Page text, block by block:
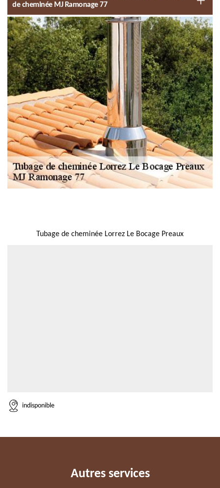
de cheminée MJ Ramonage 77
Tubage de cheminée Lorrez Le Bocage Preaux
indisponible
Autres services